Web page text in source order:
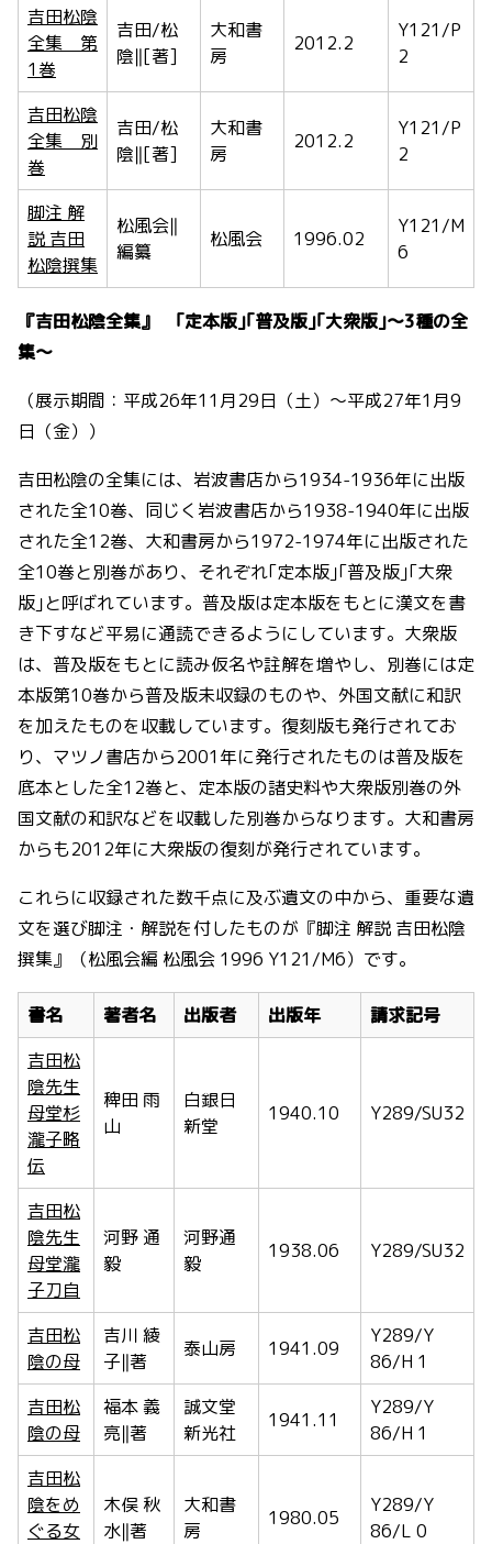
吉田松陰
全集 第
1巻
吉田/松
陰‖[著]
大和書
房
2012.2
Y121/P
2
吉田松陰
全集 別
巻
吉田/松
陰‖[著]
大和書
房
2012.2
Y121/P
2
脚注 解
説 吉田
松陰撰集
松風会‖
編纂
松風会 1996.02
Y121/M
6
『吉田松陰全集』 ｢定本版｣｢普及版｣｢大衆版｣～3種の全
集～
（展示期間：平成26年11月29日（土）～平成27年1月9
日（金））
吉田松陰の全集には、岩波書店から1934-1936年に出版
された全10巻、同じく岩波書店から1938-1940年に出版
された全12巻、大和書房から1972-1974年に出版された
全10巻と別巻があり、それぞれ｢定本版｣｢普及版｣｢大衆
版｣と呼ばれています。普及版は定本版をもとに漢文を書
き下すなど平易に通読できるようにしています。大衆版
は、普及版をもとに読み仮名や註解を増やし、別巻には定
本版第10巻から普及版未収録のものや、外国文献に和訳
を加えたものを収載しています。復刻版も発行されてお
り、マツノ書店から2001年に発行されたものは普及版を
底本とした全12巻と、定本版の諸史料や大衆版別巻の外
国文献の和訳などを収載した別巻からなります。大和書房
からも2012年に大衆版の復刻が発行されています。
これらに収録された数千点に及ぶ遺文の中から、重要な遺
文を選び脚注・解説を付したものが『脚注 解説 吉田松陰
撰集』（松風会編 松風会 1996 Y121/M6）です。
書名 著者名 出版者 出版年
請求記号
吉田松
陰先生
母堂杉
瀧子略
伝
稗田 雨
山
白銀日
新堂
1940.10 Y289/SU32
吉田松
陰先生
母堂瀧
子刀自
河野 通
毅
河野通
毅
1938.06 Y289/SU32
吉田松
陰の母
吉川 綾
子‖著
泰山房 1941.09
Y289/Y
86/H 1
吉田松
陰の母
福本 義
亮‖著
誠文堂
新光社
1941.11
Y289/Y
86/H 1
吉田松
陰をめ
ぐる女
木俣 秋
水‖著
大和書
房
1980.05
Y289/Y
86/L 0